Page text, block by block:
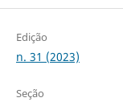
Edição
n. 31 (2023)
Seção